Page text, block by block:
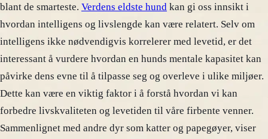
blant de smarteste. Verdens eldste hund kan gi oss innsikt i
hvordan intelligens og livslengde kan være relatert. Selv om
intelligens ikke nødvendigvis korrelerer med levetid, er det
interessant å vurdere hvordan en hunds mentale kapasitet kan
påvirke dens evne til å tilpasse seg og overleve i ulike miljøer.
Dette kan være en viktig faktor i å forstå hvordan vi kan
forbedre livskvaliteten og levetiden til våre firbente venner.
Sammenlignet med andre dyr som katter og papegøyer, viser